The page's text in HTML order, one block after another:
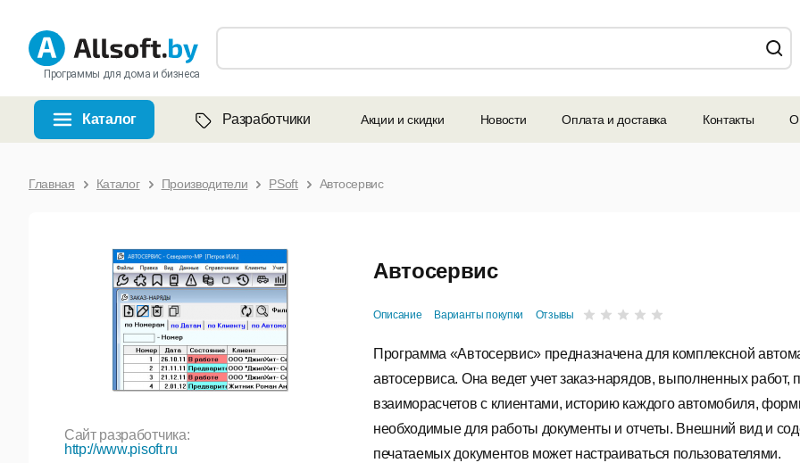
Программы для дома и бизнеса
Каталог Разработчики Акции и скидки Новости Оплата и доставка Контакты О
Главная Каталог Производители PSoft Автосервис
Автосервис
Описание Варианты покупки Отзывы
Сайт разработчика:
http://www.pisoft.ru
Программа «Автосервис» предназначена для комплексной
автосервиса. Она ведет учет заказ-нарядов, выполненных работ,
взаиморасчетов с клиентами, историю каждого автомобиля,
необходимые для работы документы и отчеты. Внешний вид и
печатаемых документов может настраиваться пользователями.